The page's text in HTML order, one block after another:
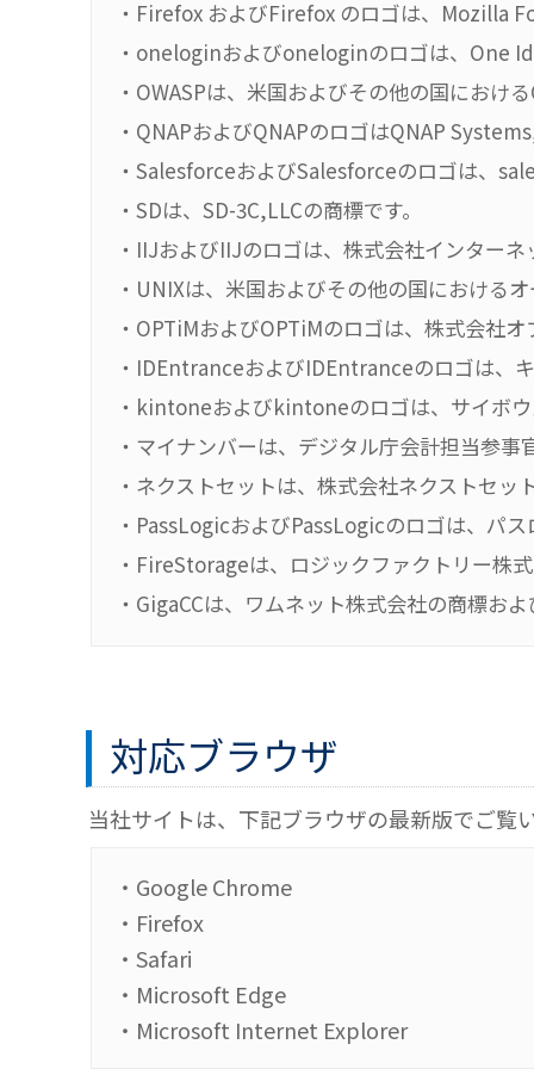
・Firefox およびFirefox のロゴは、Mozilla
・oneloginおよびoneloginのロゴは、One
・OWASPは、米国およびその他の国におけ
・QNAPおよびQNAPのロゴはQNAP
・SalesforceおよびSalesforceのロゴは、
・SDは、SD-3C,LLCの商標です。
・IIJおよびIIJのロゴは、株式会社インター
・UNIXは、米国およびその他の国における
・OPTiMおよびOPTiMのロゴは、株式会社
・IDEntranceおよびIDEntranceのロゴは、
・kintoneおよびkintoneのロゴは、サイボ
・マイナンバーは、デジタル庁会計担当参事
・ネクストセットは、株式会社ネクストセ
・PassLogicおよびPassLogicのロゴは、パ
・FireStorageは、ロジックファクトリー株
・GigaCCは、ワムネット株式会社の商標お
対応ブラウザ
当社サイトは、下記ブラウザの最新版でご覧
・Google Chrome
・Firefox
・Safari
・Microsoft Edge
・Microsoft Internet Explorer